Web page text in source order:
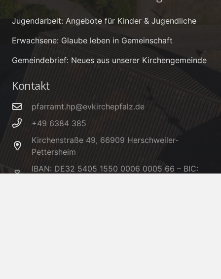
Jugendarbeit: Angebote für Kinder & Jugendliche
Erwachsene: Glaube leben in Gemeinschaft
Gemeindebrief: Neues aus unserer Kirchengemeinde
Kontakt
pfarramt.hp@evkirchepfalz.de
+49 6384 385
Kirchenstraße 49, 66909 Herschweiler-
Pettersheim
IBAN: DE32 5405 1550 0006 0005 66 – BIC: